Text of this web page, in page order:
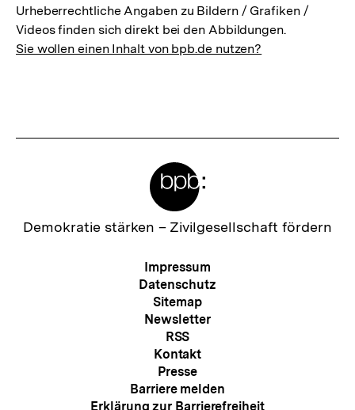
Urheberrechtliche Angaben zu Bildern / Grafiken /
Videos finden sich direkt bei den Abbildungen.
Sie wollen einen Inhalt von bpb.de nutzen?
Zur
Demokratie stärken – Zivilgesellschaft fördern
Meta-
Navigation
Impressum
Datenschutz
Sitemap
Newsletter
RSS
Kontakt
Presse
Barriere melden
Erklärung zur Barrierefreiheit